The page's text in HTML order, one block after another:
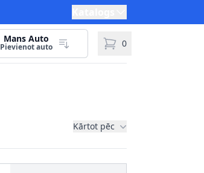
Mans Auto
Pievienot auto 0
Kārtot pēc